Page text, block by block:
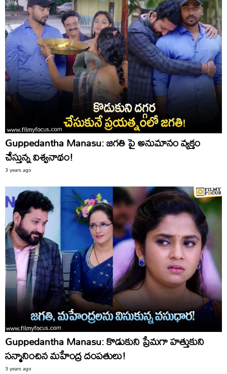
Guppedantha Manasu: జగతి పై అనుమానం వ్యక్తం
చేస్తున్న విశ్వనాథం!
3 years ago
Guppedantha Manasu: కొడుకుని ప్రేమగా హత్తుకుని
సన్మానించిన మహేంద్ర దంపతులు!
3 years ago